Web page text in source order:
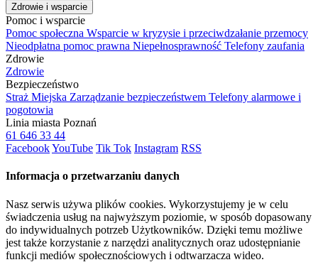
Zdrowie i wsparcie
Pomoc i wsparcie
Pomoc społeczna Wsparcie w kryzysie i przeciwdzałanie przemocy
Nieodpłatna pomoc prawna Niepełnosprawność Telefony zaufania
Zdrowie
Zdrowie
Bezpieczeństwo
Straż Miejska Zarządzanie bezpieczeństwem Telefony alarmowe i
pogotowia
Linia miasta Poznań
61 646 33 44
FacebookYouTube Tik Tok Instagram RSS
Informacja o przetwarzaniu danych
Nasz serwis używa plików cookies. Wykorzystujemy je w celu
świadczenia usług na najwyższym poziomie, w sposób dopasowany
do indywidualnych potrzeb Użytkowników. Dzięki temu możliwe
jest także korzystanie z narzędzi analitycznych oraz udostępnianie
funkcji mediów społecznościowych i odtwarzacza wideo.